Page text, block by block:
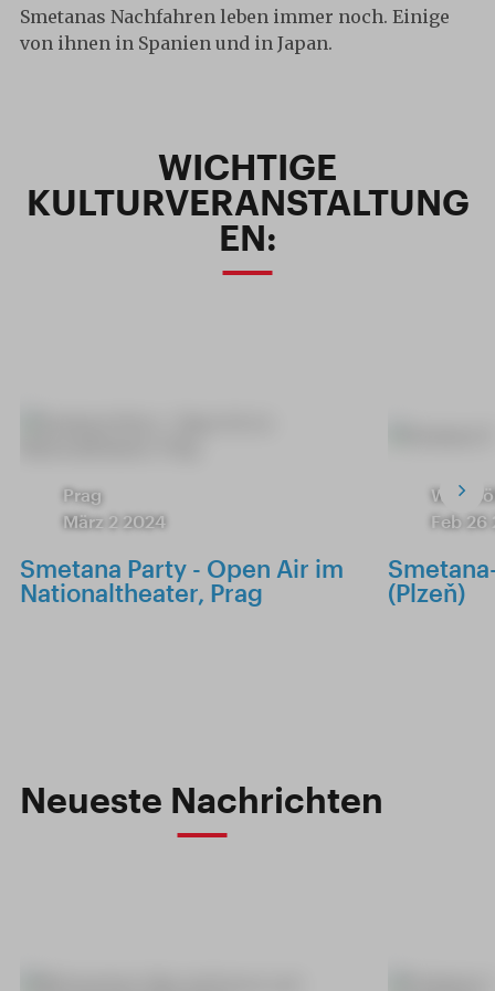
Smetanas Nachfahren leben immer noch. Einige
von ihnen in Spanien und in Japan.
WICHTIGE
KULTURVERANSTALTUNG
EN:
Prag
März 2 2024
Smetana Party - Open Air im
Nationaltheater, Prag
Feb 26
(Plzeň)
Neueste Nachrichten